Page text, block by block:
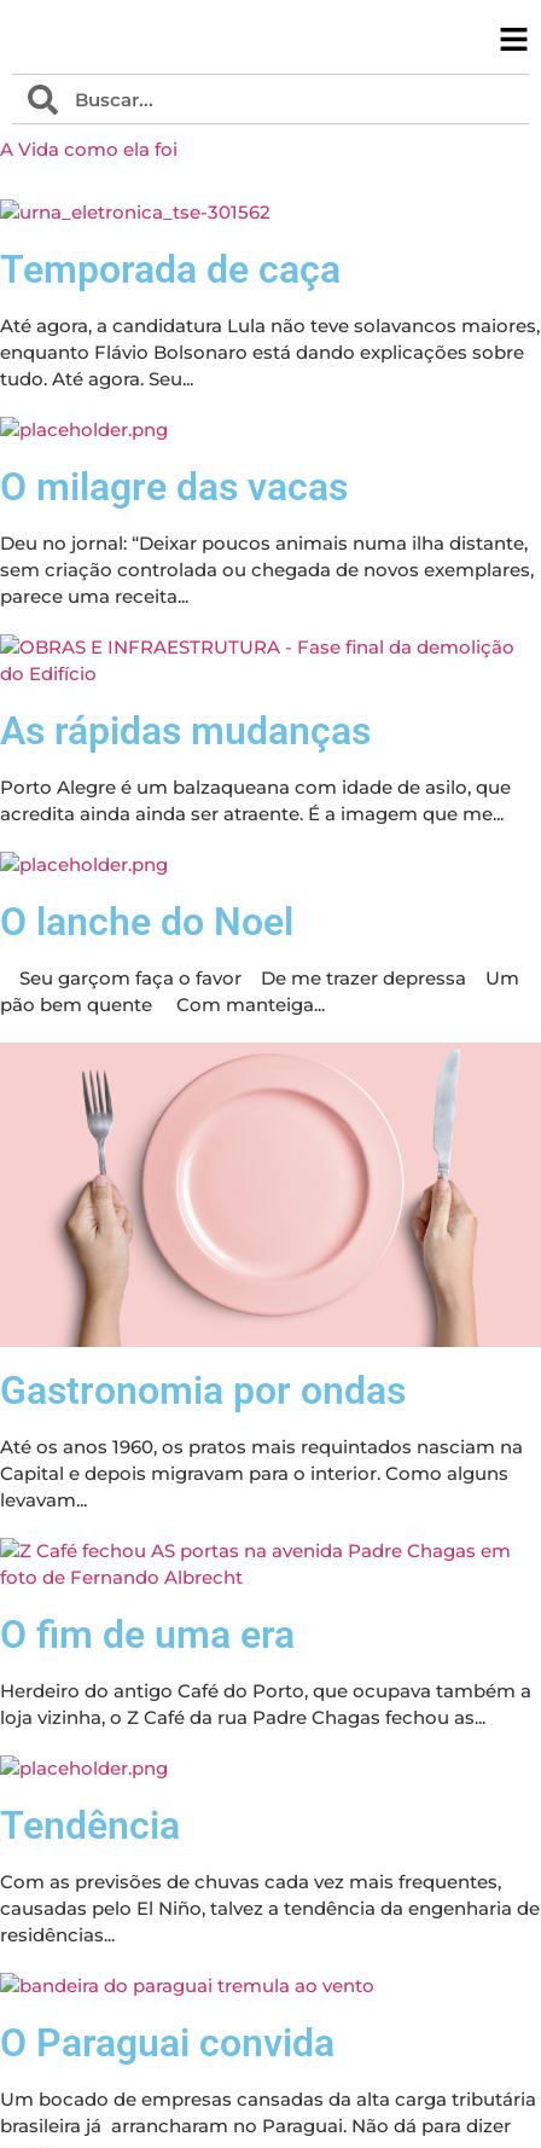
A Vida como ela foi
Temporada de caça
Até agora, a candidatura Lula não teve solavancos maiores,
enquanto Flávio Bolsonaro está dando explicações sobre
tudo. Até agora. Seu...
O milagre das vacas
Deu no jornal: “Deixar poucos animais numa ilha distante,
sem criação controlada ou chegada de novos exemplares,
parece uma receita...
As rápidas mudanças
Porto Alegre é um balzaqueana com idade de asilo, que
acredita ainda ainda ser atraente. É a imagem que me...
O lanche do Noel
Seu garçom faça o favor De me trazer depressa Um
pão bem quente Com manteiga...
Gastronomia por ondas
Até os anos 1960, os pratos mais requintados nasciam na
Capital e depois migravam para o interior. Como alguns
levavam...
O fim de uma era
Herdeiro do antigo Café do Porto, que ocupava também a
loja vizinha, o Z Café da rua Padre Chagas fechou as...
Tendência
Com as previsões de chuvas cada vez mais frequentes,
causadas pelo El Niño, talvez a tendência da engenharia de
residências...
O Paraguai convida
Um bocado de empresas cansadas da alta carga tributária
brasileira já arrancharam no Paraguai. Não dá para dizer